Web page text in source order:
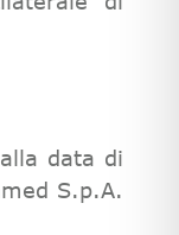
data di
S.p.A.